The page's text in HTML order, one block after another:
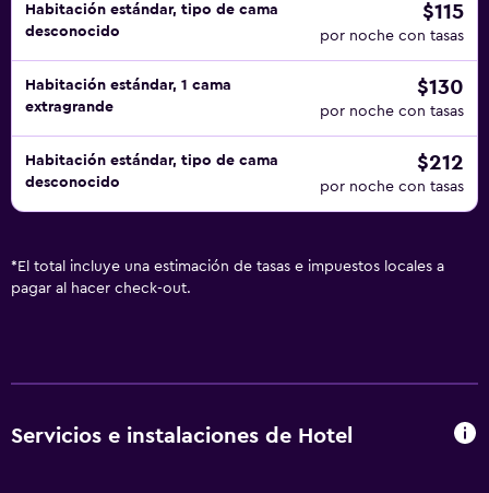
Habitación estándar, tipo de cama
desconocido
$115
por noche con tasas
Habitación estándar, 1 cama
extragrande
$130
por noche con tasas
Habitación estándar, tipo de cama
desconocido
$212
por noche con tasas
* El total incluye una estimación de tasas e impuestos locales a
pagar al hacer check-out.
Servicios e instalaciones de Hotel